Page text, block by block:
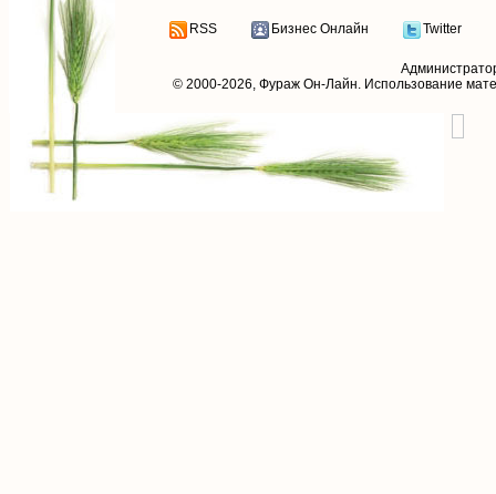
RSS Бизнес Онлайн Twitter
© 2000-2026, Фураж Он-Лайн. Использование